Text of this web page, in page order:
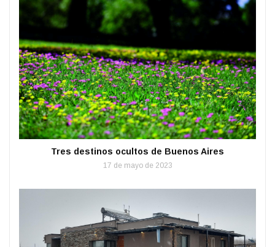
Tres destinos ocultos de Buenos Aires
17 de mayo de 2023